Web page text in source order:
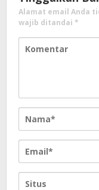
Alamat email Anda
wajib ditandai *